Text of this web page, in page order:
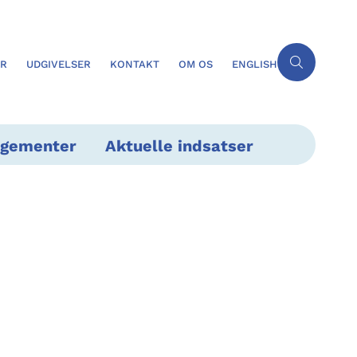
UDGIVELSER KONTAKT OM OS ENGLISH
Aktuelle indsatser